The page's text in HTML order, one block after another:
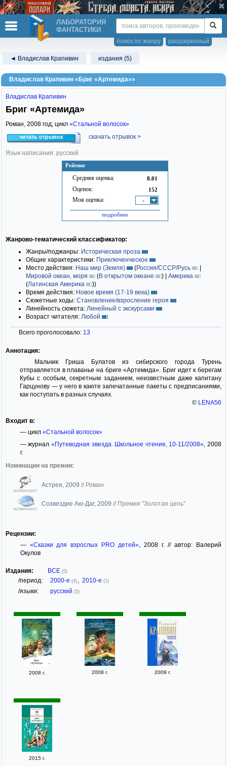
ЛАБОРАТОРИЯ
ФАНТАСТИКИ
расширенный
поиск по жанру
◄ Владислав Крапивин издания (5)
Владислав Крапивин «Бриг «Артемида»»
Рейтинг
Средняя оценка: 8.01
Оценок: 152
Моя оценка: -
подробнее
Владислав Крапивин
Бриг «Артемида»
Роман, 2008 год; цикл «Стальной волосок»
читать отрывок скачать отрывок >
Язык написания: русский
Жанрово-тематический классификатор:
Жанры/поджанры: Историческая проза
Общие характеристики: Приключенческое
Место действия: Наш мир (Земля) (Россия/СССР/Русь
|
Мировой океан, моря
(В открытом океане ) | Америка
(Латинская Америка ))
Время действия: Новое время (17-19 века)
Сюжетные ходы: Становление/взросление героя
Линейность сюжета: Линейный с экскурсами
Возраст читателя: Любой
Всего проголосовало: 13
Аннотация:
Мальчик Гриша Булатов из сибирского города Турень
отправляется в плаванье на бриге «Артемида». Бриг идет к берегам
Кубы с особым, секретным заданием, неизвестным даже капитану
Гарцунову — у него в каюте запечатанные пакеты с предписаниями,
как поступать в разных случаях.
© LENA56
Входит в:
— цикл «Стальной волосок»
— журнал «Путеводная звезда. Школьное чтение, 10-11/2008» , 2008
г.
Номинации на премии:
номинант
Астрея, 2009 // Роман
номинант
Созвездие Аю-Даг, 2009 // Премия "Золотая цепь"
Рецензии:
— «Сказки для взрослых PRO детей», 2008 г. // автор: Валерий
Окулов
Издания: ВСЕ (5)
/период: 2000-е (4) 2010-е (1)
/языки: русский (5)
2008 г. 2008 г. 2009 г.
2015 г.